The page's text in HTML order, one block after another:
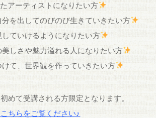
アーティストになりたい方
を出してのびのび生きていきたい方
していけるようになりたい方
しさや魅力溢れる人になりたい方
て、世界観を作っていきたい方
めて受講される方限定となります。
ちらをご覧ください♪